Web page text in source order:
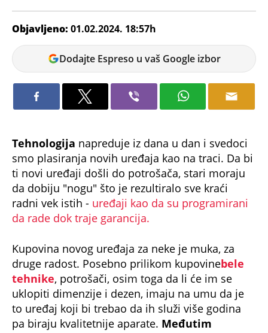
Objavljeno: 01.02.2024. 18:57h
Jovana
Vojinović Dodajte Espreso u vaš Google izbor
smo plasiranja novih uređaja kao na traci. Da bi
ti novi uređaji došli do potrošača, stari moraju
da dobiju "nogu" što je rezultiralo sve kraći
radni vek istih -uređaji kao da su programirani
da rade dok traje garancija.
druge radost. Posebno prilikom kupovine bele
tehnike, potrošači, osim toga da li će im se
uklopiti dimenzije i dezen, imaju na umu da je
to uređaj koji bi trebao da ih služi više godina
pa biraju kvalitetnije aparate.Međutim
kvalitetno danas uglavnom znači i skupo.